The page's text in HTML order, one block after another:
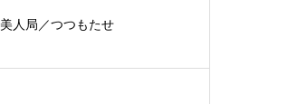
美人局／つつもたせ